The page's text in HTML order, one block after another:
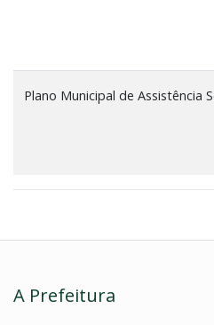
Plano Municipal de Assistência
A Prefeitura